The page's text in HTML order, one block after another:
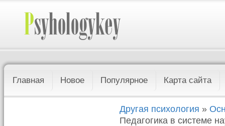
Главная Новое Популярное Карта сайта
Другая психология »
Педагогика в системе